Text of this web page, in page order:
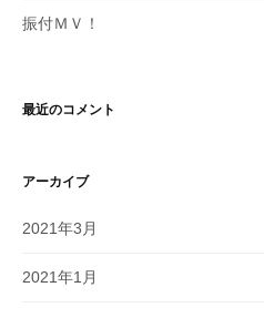
振付ＭＶ！
最近のコメント
アーカイブ
2021年3月
2021年1月